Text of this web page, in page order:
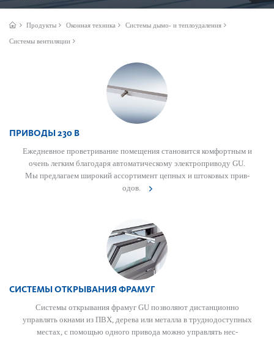
Продукты Оконная техника Системы дымо- и теплоудаления
Системы вентиляции
ПРИВОДЫ 230 В
Еже­дн­евное проветр­ивание помещения становится комфортным и
очень легким благодаря автом­ат­ичес­кому электропри­воду GU.
Мы предлагаем широкий ассортимент цепных и што­ковых при­в­
одов.
СИСТЕМЫ ОТКРЫВАНИЯ ФРАМУГ
Сис­темы открывания фрамуг GU позволяют дистанционно
управлять окнами из ПВХ, дерева или мет­алла в труднодоступных
местах, с помощью одного при­вода можно управлять нес­